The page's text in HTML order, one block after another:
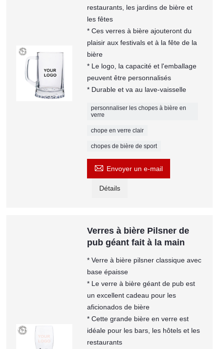
restaurants, les jardins de bière et
les fêtes
* Ces verres à bière ajouteront du
plaisir aux festivals et à la fête de la
bière
* Le logo, la capacité et l'emballage
peuvent être personnalisés
* Durable et va au lave-vaisselle
personnaliser les chopes à bière en
verre
chope en verre clair
chopes de bière de sport
 Envoyer un e-mail
Détails
Verres à bière Pilsner de
pub géant fait à la main
* Verre à bière pilsner classique avec
base épaisse
* Le verre à bière géant de pub est
un excellent cadeau pour les
aficionados de bière
* Cette grande bière en verre est
idéale pour les bars, les hôtels et les
restaurants